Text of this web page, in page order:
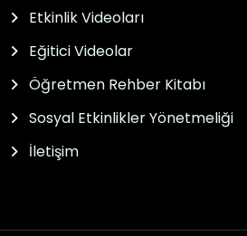
Etkinlik Videoları
Eğitici Videolar
Öğretmen Rehber Kitabı
Sosyal Etkinlikler Yönetmeliği
İletişim